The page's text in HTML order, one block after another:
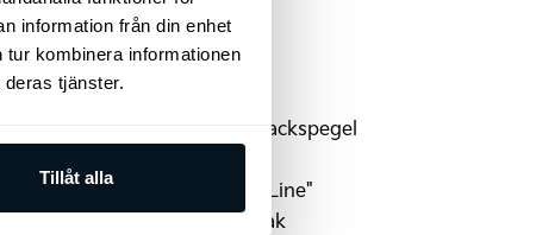
information från din enhet
kombinera informationen
tjänster.
Tillåt alla
Trötthetsvarnare
Digital Key
ställbar i höjdled
Aut. avbländbar innerbackspegel
Konstläder klädsel "GT Line"
Eluppvärmda platser bak